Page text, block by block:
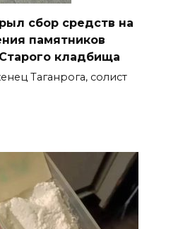
сбор средств на
памятников
кладбища
Таганрога, солист